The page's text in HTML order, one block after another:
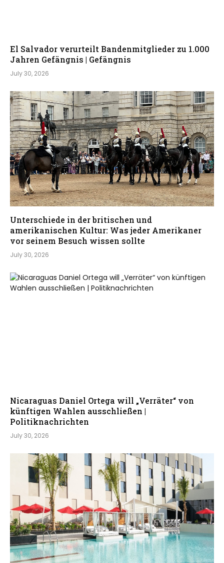
El Salvador verurteilt Bandenmitglieder zu 1.000
Jahren Gefängnis | Gefängnis
July 30, 2026
Unterschiede in der britischen und
amerikanischen Kultur: Was jeder Amerikaner
vor seinem Besuch wissen sollte
July 30, 2026
Nicaraguas Daniel Ortega will „Verräter“ von
künftigen Wahlen ausschließen |
Politiknachrichten
July 30, 2026